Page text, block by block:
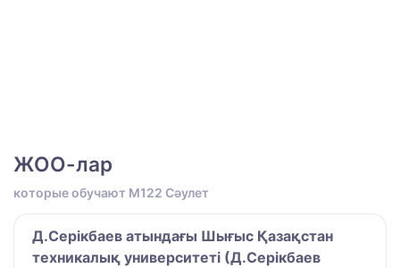
ЖОО-лар
которые обучают M122 Сәулет
Д.Серікбаев атындағы Шығыс Қазақстан
техникалық университеті (Д.Серікбаев